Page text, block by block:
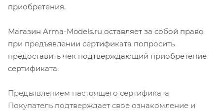
приобретения.
Магазин Arma-Models.ru оставляет за собой право
при предъявлении сертификата попросить
предоставить чек подтверждающий приобретение
сертификата.
Предъявлением настоящего сертификата
Покупатель подтверждает свое ознакомление и